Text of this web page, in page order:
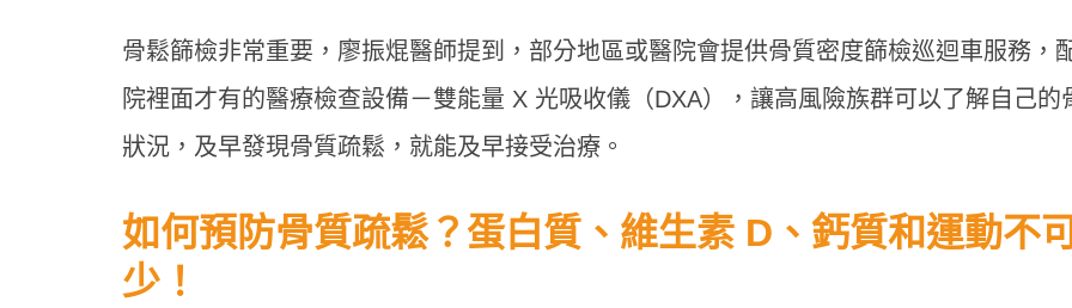
骨鬆篩檢非常重要，廖振焜醫師提到，部分地區或醫院會提供骨質密度篩檢巡迴車服務，
院裡面才有的醫療檢查設備－雙能量 X 光吸收儀（DXA），讓高風險族群可以了解自己的
狀況，及早發現骨質疏鬆，就能及早接受治療。
如何預防骨質疏鬆？蛋白質、維生素 D、鈣質和運動不
少！